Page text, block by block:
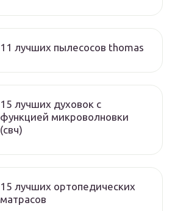
11 лучших пылесосов thomas
15 лучших духовок с
функцией микроволновки
(свч)
15 лучших ортопедических
матрасов